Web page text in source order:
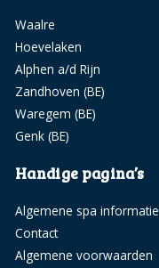
Waalre
Hoevelaken
Alphen a/d Rijn
Zandhoven (BE)
Waregem (BE)
Genk (BE)
Handige pagina’s
Algemene spa informatie
Contact
Algemene voorwaarden